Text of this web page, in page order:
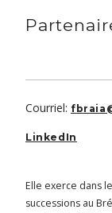
Courriel:
LinkedIn
Elle exerce dans
successions au